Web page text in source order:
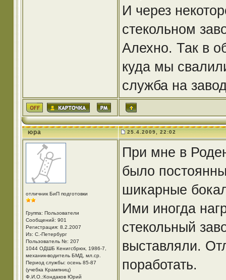
И через
стекольном
Алехно. Так в
куда мы
служба на
юра 25.4.2009, 22:02
отличник БиП подготовки
Группа: Пользователи
Сообщений: 901
Регистрация: 8.2.2007
Из: С.-Петербург
Пользователь №: 207
1044 ОДШБ Кенигсбрюк, 1986-7,
механик-водитель БМД, мл.ср.
Период службы: осень 85-87
(учебка Крампниц)
Ф.И.О.:Кондаков Юрий
При мне в
было
шикарные
Ими иногда
стекольный
выставляли.
поработать.